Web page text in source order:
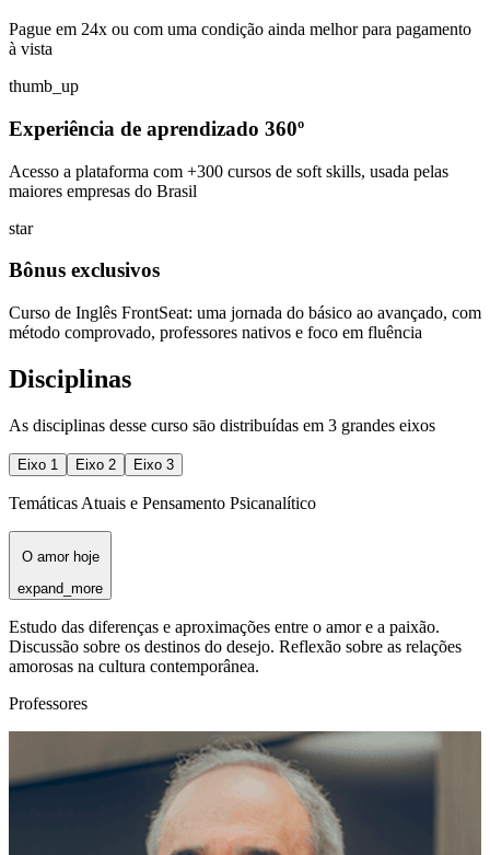
Pague em 24x ou com uma condição ainda melhor para pagamento
à vista
thumb_up
Experiência de aprendizado 360º
Acesso a plataforma com +300 cursos de soft skills, usada pelas
maiores empresas do Brasil
star
Bônus exclusivos
Curso de Inglês FrontSeat: uma jornada do básico ao avançado, com
método comprovado, professores nativos e foco em fluência
Disciplinas
As disciplinas desse curso sāo distribuídas em 3 grandes eixos
Eixo 1 Eixo 2 Eixo 3
Temáticas Atuais e Pensamento Psicanalítico
O amor hoje
expand_more
Estudo das diferenças e aproximações entre o amor e a paixão.
Discussão sobre os destinos do desejo. Reflexão sobre as relações
amorosas na cultura contemporânea.
Professores